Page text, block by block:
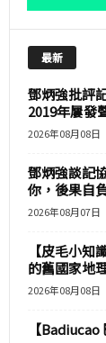
最新
鄧炳強批評
2019年屢發
2026年08月08日
鄧炳強談記
你，後果自
2026年08月07日
【皮毛小知
的舊國家地
2026年08月08日
【